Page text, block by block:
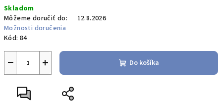
Skladom
Môžeme doručiť do:
12.8.2026
Možnosti doručenia
Kód: 84
+
− Do košíka